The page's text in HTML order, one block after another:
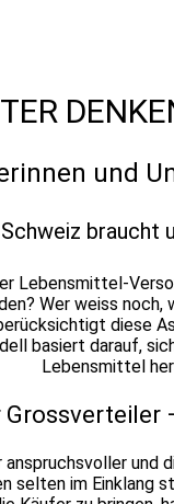
und
braucht
Lebensmittel-
Wer weiss noch,
diese
basiert darauf,
Lebensmittel
selten im